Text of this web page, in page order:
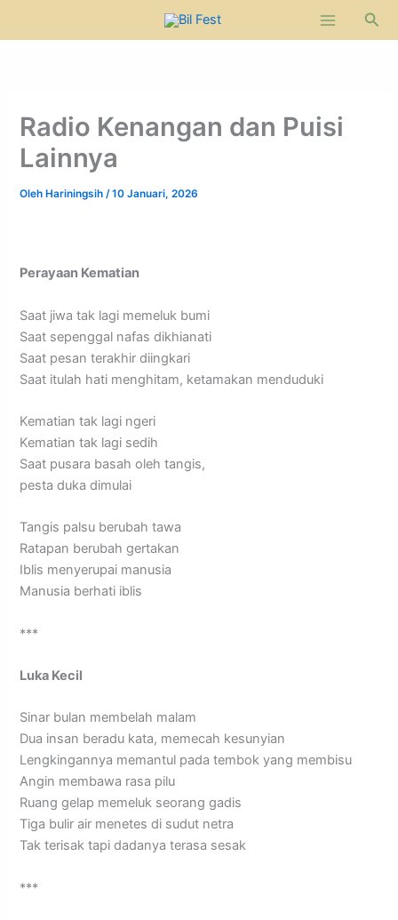
Cari
Radio Kenangan dan Puisi
Lainnya
Oleh Hariningsih/10 Januari, 2026
Perayaan Kematian
Saat jiwa tak lagi memeluk bumi
Saat sepenggal nafas dikhianati
Saat pesan terakhir diingkari
Saat itulah hati menghitam, ketamakan menduduki
Kematian tak lagi ngeri
Kematian tak lagi sedih
Saat pusara basah oleh tangis,
pesta duka dimulai
Tangis palsu berubah tawa
Ratapan berubah gertakan
Iblis menyerupai manusia
Manusia berhati iblis
***
Luka Kecil
Sinar bulan membelah malam
Dua insan beradu kata, memecah kesunyian
Lengkingannya memantul pada tembok yang membisu
Angin membawa rasa pilu
Ruang gelap memeluk seorang gadis
Tiga bulir air menetes di sudut netra
Tak terisak tapi dadanya terasa sesak
***